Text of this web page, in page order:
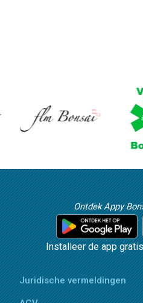
Ontdek Appy
Installeer de app
Juridische vermeldingen